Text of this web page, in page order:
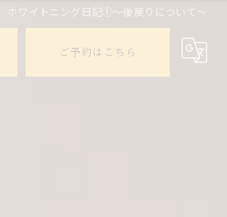
ホワイトニング日記①〜後戻りについて〜
ご予約はこちら